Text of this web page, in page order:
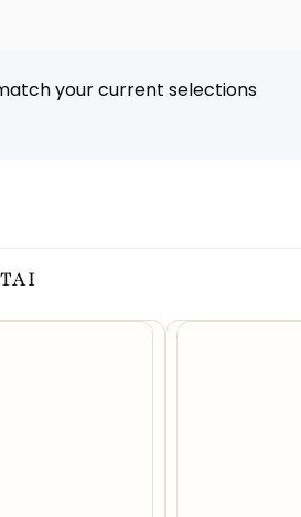
your current selections